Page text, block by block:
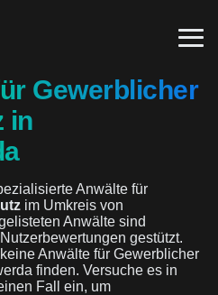
Gewerblicher
in
Anwälte für
im Umkreis von
Anwälte sind
gestützt.
Anwälte für Gewerblicher
finden. Versuche es in
Fall ein, um